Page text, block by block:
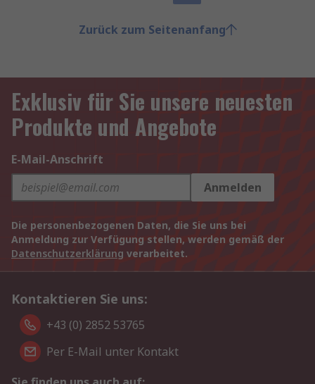
Zurück zum Seitenanfang
Exklusiv für Sie unsere neuesten
Produkte und Angebote
E-Mail-Anschrift
Anmelden
Die personenbezogenen Daten, die Sie uns bei
Anmeldung zur Verfügung stellen, werden gemäß der
Datenschutzerklärung verarbeitet.
Kontaktieren Sie uns:
+43 (0) 2852 53765
Per E-Mail unter Kontakt